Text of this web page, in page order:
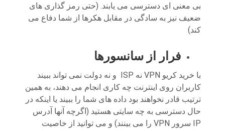
بی معنی ای دسترسی می یابند. (حتی رمز گذاری های
ضعیف نیز به سادگی در مقابل هکرها از شما دفاع می
کند)
فرار از سانسورها
با خرید کریو VPN نه ISP و نه دولت نمی تواند ببیند
کاربران روی اینترنت چه کاری انجام می دهند، به همین
ترتیب قادر نخواهند بود داده های شما را ببیند یا اینکه در
حال دسترسی به چه سایتی هستید (اگرچه آنها آدرس
IP سرور VPN را می بینند) و می توانید از خاصیت